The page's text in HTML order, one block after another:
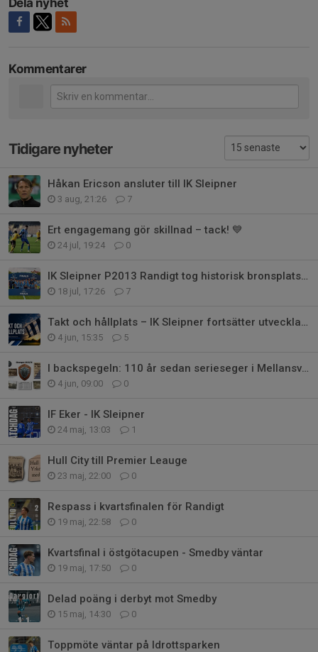
Dela nyhet
Kommentarer
Tidigare nyheter
Håkan Ericson ansluter till IK Sleipner
3 aug, 21:26 7
Ert engagemang gör skillnad – tack! 💙
24 jul, 19:24 0
IK Sleipner P2013 Randigt tog historisk bronsplats i Gothia Cup
18 jul, 17:26 7
Takt och hållplats – IK Sleipner fortsätter utvecklas på alla plan
4 jun, 15:35 5
I backspegeln: 110 år sedan serieseger i Mellansvenska Serien
4 jun, 09:00 0
IF Eker - IK Sleipner
24 maj, 13:03 1
Hull City till Premier Leauge
23 maj, 22:00 0
Respass i kvartsfinalen för Randigt
19 maj, 22:58 0
Kvartsfinal i östgötacupen - Smedby väntar
19 maj, 17:50 0
Delad poäng i derbyt mot Smedby
15 maj, 14:30 0
Toppmöte väntar på Idrottsparken